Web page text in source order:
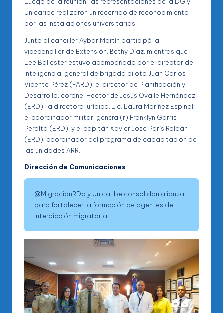
Unicaribe realizaron un recorrido de reconocimiento
por las instalaciones universitarias.
Junto al canciller Aybar Martín participó la
vicecanciller de Extensión, Bethy Díaz, mientras que
Lee Ballester estuvo acompañado por el director de
Inteligencia, general de brigada piloto Juan Carlos
Vicente Pérez (FARD); el director de Planificación y
Desarrollo, coronel Héctor de Jesús Ovalle Hernández
(ERD); la directora jurídica, Lic. Laura Maríñez Espinal;
el coordinador militar, general(r) Franklyn Garris
Peralta (ERD), y el capitán Xavier José París Roldán
(ERD), coordinador del programa de capacitación de
las unidades ARR.
Dirección de Comunicaciones
@MigracionRDo y Unicaribe consolidan alianza
para fortalecer la formación de agentes de
interdicción migratoria